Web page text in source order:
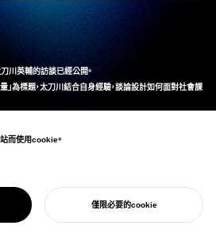
川英輔的訪談已經公開。
」為標題，太刀川結合自身經驗，談論設計如何面對社會課
を変えていく力がデザインにはあ
而使用cookie。
僅限必要的cookie